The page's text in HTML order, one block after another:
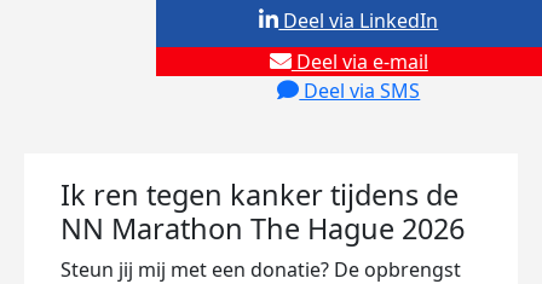
Deel via e-mail
Deel via SMS
Deel via LinkedIn
Ik ren tegen kanker tijdens de
NN Marathon The Hague 2026
Steun jij mij met een donatie? De opbrengst